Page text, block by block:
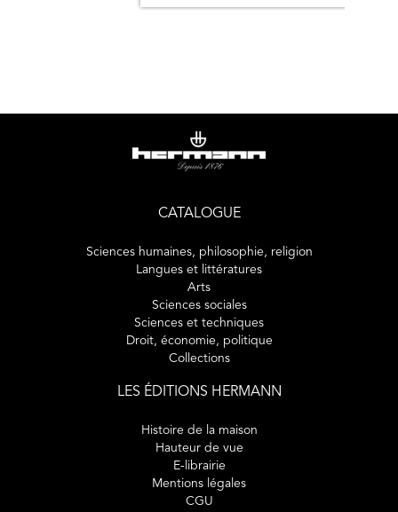
CATALOGUE
Sciences humaines, philosophie, religion
Langues et littératures
Arts
Sciences sociales
Sciences et techniques
Droit, économie, politique
Collections
LES ÉDITIONS HERMANN
Histoire de la maison
Hauteur de vue
E-librairie
Mentions légales
CGU